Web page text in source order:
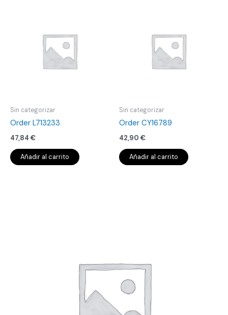
Sin categorizar
Order L713233
47,84 €
Añadir al carrito
Sin categorizar
Order CY16789
42,90 €
Añadir al carrito